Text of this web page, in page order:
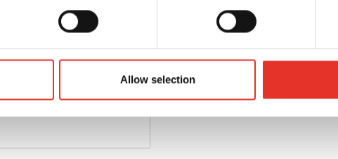
Allow selection